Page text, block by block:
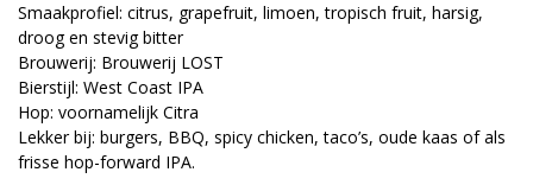
Smaakprofiel: citrus, grapefruit, limoen, tropisch fruit, harsig,
droog en stevig bitter
Brouwerij: Brouwerij LOST
Bierstijl: West Coast IPA
Hop: voornamelijk Citra
Lekker bij: burgers, BBQ, spicy chicken, taco’s, oude kaas of als
frisse hop-forward IPA.